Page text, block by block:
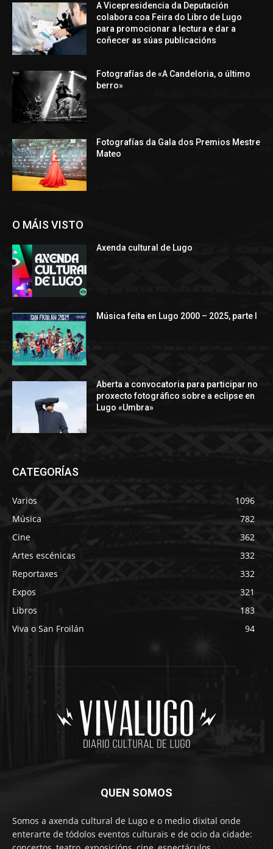
A Vicepresidencia da Deputación
colabora coa Feira do Libro de Lugo
para promocionar a lectura e dar a
coñecer as súas publicacións
Fotografías de «A Candeloria, o último
berro»
Fotografías da Gala dos Premios Mestre
Mateo
O MÁIS VISTO
Axenda cultural de Lugo
Música feita en Lugo 2000 – 2025, parte I
Aberta a convocatoria para participar no
proxecto fotográfico sobre a eclipse en
Lugo «Umbra»
CATEGORÍAS
Varios
1096
Música
782
Cine
362
Artes escénicas
332
Reportaxes
332
Expos
321
Libros
183
Viva o San Froilán
94
QUEN SOMOS
Somos a axenda cultural de Lugo e o medio dixital onde
enterarte de tódolos eventos culturais e de ocio da cidade: